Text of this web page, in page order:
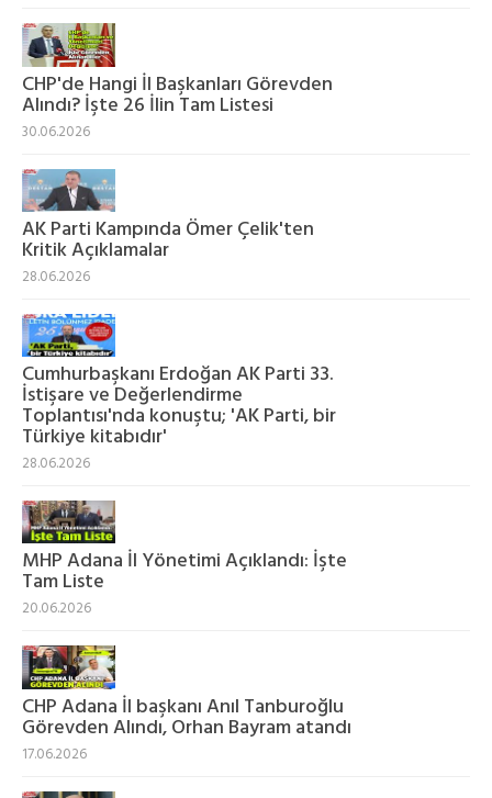
CHP'de Hangi İl Başkanları Görevden
Alındı? İşte 26 İlin Tam Listesi
30.06.2026
AK Parti Kampında Ömer Çelik'ten
Kritik Açıklamalar
28.06.2026
Cumhurbaşkanı Erdoğan AK Parti 33.
İstişare ve Değerlendirme
Toplantısı'nda konuştu; 'AK Parti, bir
Türkiye kitabıdır'
28.06.2026
MHP Adana İl Yönetimi Açıklandı: İşte
Tam Liste
20.06.2026
CHP Adana İl başkanı Anıl Tanburoğlu
Görevden Alındı, Orhan Bayram atandı
17.06.2026